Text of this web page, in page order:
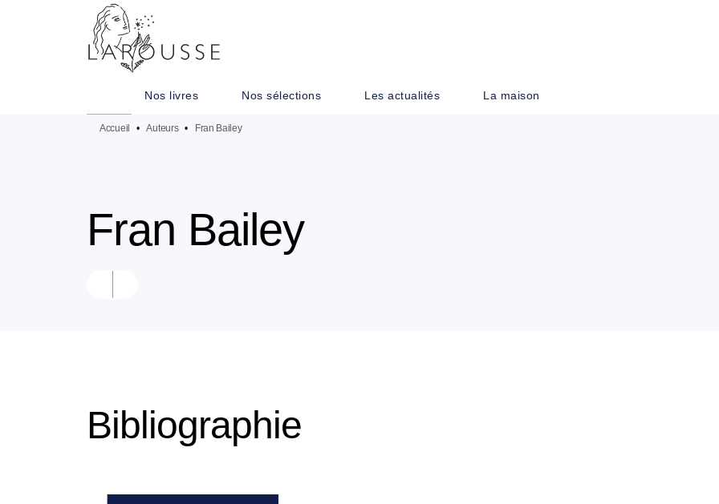
MENU
Nos livres Nos sélections Les actualités La maison
Accueil • Auteurs • Fran Bailey
Fran Bailey
Bibliographie